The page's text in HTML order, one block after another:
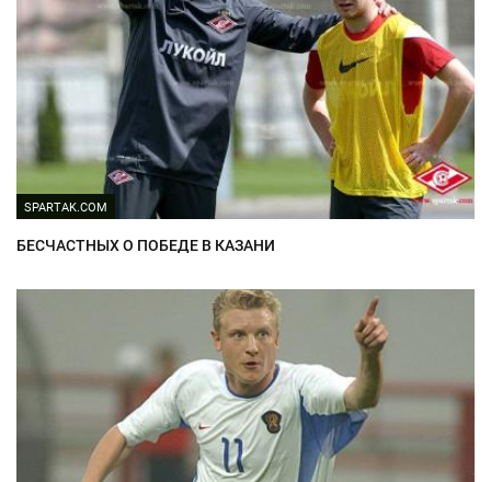
SPARTAK.COM
БЕСЧАСТНЫХ О ПОБЕДЕ В КАЗАНИ